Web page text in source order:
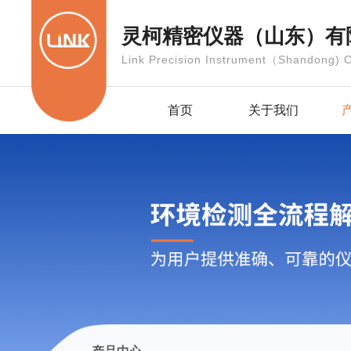
灵柯精密仪器（山东）
Link Precision Instrument（Shandong)
首页 关于我们